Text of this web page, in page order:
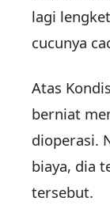
lagi
cucunya
Atas
berniat
dioperasi.
biaya, dia
tersebut.